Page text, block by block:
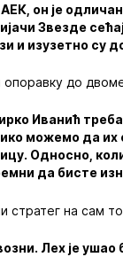
он је
Звезде
и изузетно су
опоравку до
Иванић
можемо да их
Односно,
да бисте
стратег на сам
Лех је